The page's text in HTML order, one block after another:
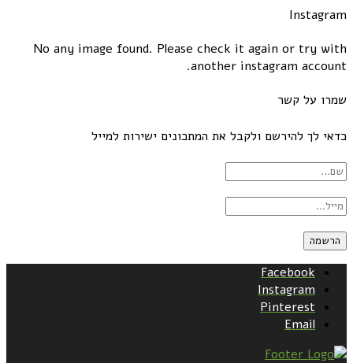
Instagram
No any image found. Please check it again or try with
another instagram account.
שמרו על קשר
כדאי לך להירשם ולקבל את המתכונים ישירות למייל
Facebook
Instagram
Pinterest
Email